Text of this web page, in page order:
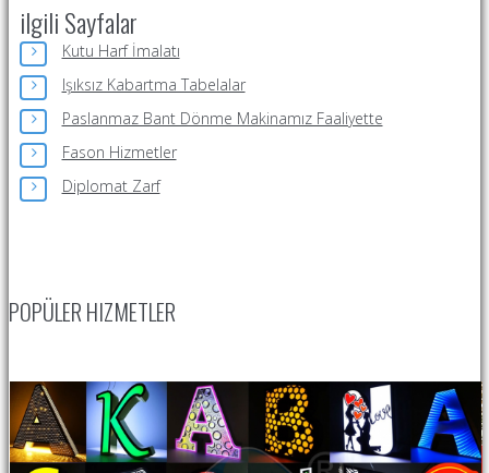
ilgili Sayfalar
Kutu Harf İmalatı
Işıksız Kabartma Tabelalar
Paslanmaz Bant Dönme Makinamız Faaliyette
Fason Hizmetler
Diplomat Zarf
POPÜLER HIZMETLER